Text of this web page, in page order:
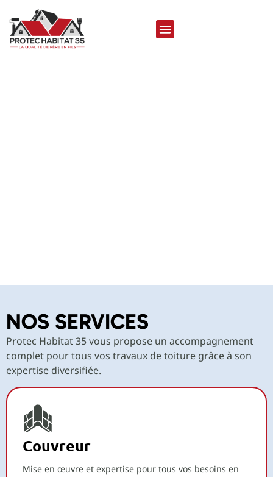
NOS SERVICES
Protec Habitat 35 vous propose un accompagnement
complet pour tous vos travaux de toiture grâce à son
expertise diversifiée.
Couvreur
Mise en œuvre et expertise pour tous vos besoins en